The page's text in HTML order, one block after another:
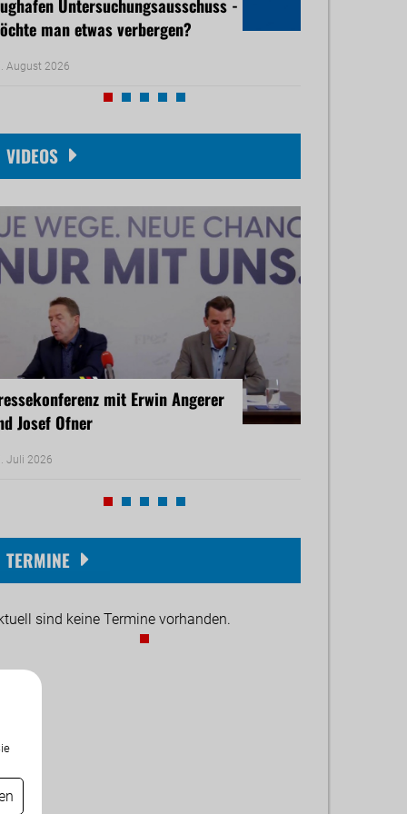
Untersuchungsausschuss -
man etwas verbergen?
August 2026
droht
VIDEOS
mit Erwin Angerer
Josef Ofner
Juli 2026
Michael Reiner
TERMINE
sind keine Termine vorhanden.